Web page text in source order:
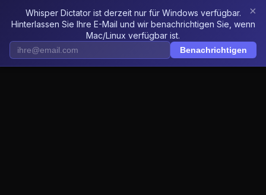
Whisper Dictator ist derzeit nur für Windows verfügbar.
Hinterlassen Sie Ihre E-Mail und wir benachrichtigen Sie, wenn
Mac/Linux verfügbar ist.
Benachrichtigen
×
Whisper Dictator DE